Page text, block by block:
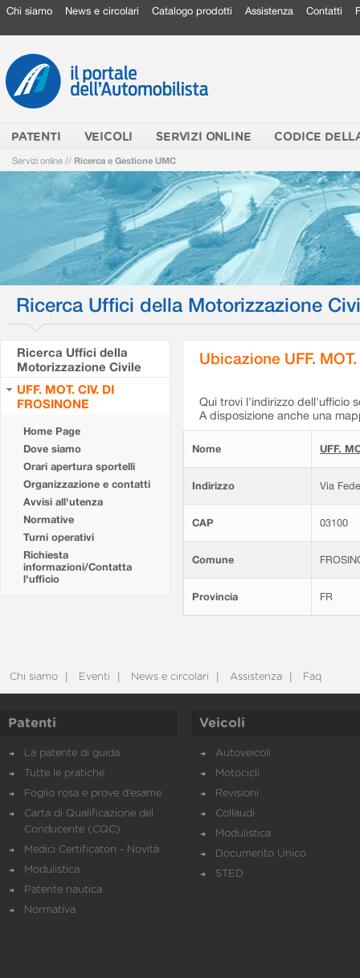
Chi siamo News e circolari Catalogo prodotti Assistenza Contatti
PATENTI VEICOLI SERVIZI ONLINE CODICE
Servizi online // Ricerca e Gestione UMC
Ricerca Uffici della Motorizzazione
Ricerca Uffici della
Motorizzazione Civile
UFF. MOT. CIV. DI
FROSINONE
Home Page
Dove siamo
Orari apertura sportelli
Organizzazione e contatti
Avvisi all'utenza
Normative
Turni operativi
Richiesta
informazioni/Contatta
l'ufficio
Ubicazione UFF.
Qui trovi l'indirizzo dell'ufficio
A disposizione anche una
Nome UFF.
Indirizzo Via
CAP 03100
Comune
Provincia FR
Chi siamo Eventi News e circolari Assistenza Faq
Patenti
La patente di guida
Tutte le pratiche
Foglio rosa e prove d’esame
Carta di Qualificazione del
Conducente (CQC)
Medici Certificatori - Novità
Modulistica
Patente nautica
Normativa
Veicoli
Autoveicoli
Motocicli
Revisioni
Collaudi
Modulistica
Documento Unico
STED